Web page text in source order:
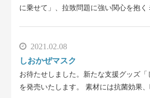
に乗せて」、拉致問題に強い関心を抱
2021.02.08
しおかぜマスク
お待たせしました。新たな支援グッズ「
を発売いたします。 素材には抗菌効果